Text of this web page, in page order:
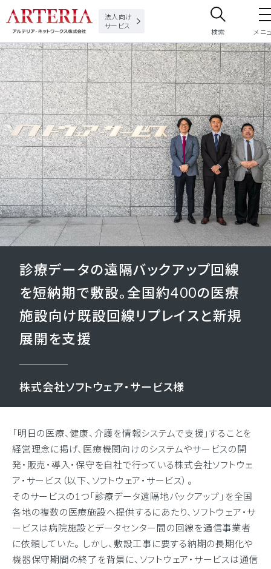
法人向け
サービス
検索
サイト内検索
サイト内で検索したいフリーワードを入力してください。
メニ
診療データの遠隔バックアップ回線
を短納期で敷設。全国約400の医療
施設向け既設回線リプレイスと新規
展開を支援
株式会社ソフトウェア・サービス様
「明日の医療、健康、介護を情報システムで支援」することを
経営理念に掲げ、医療機関向けのシステムやサービスの開
発・販売・導入・保守を自社で行っている株式会社ソフトウェ
ア・サービス（以下、ソフトウェア・サービス）。
そのサービスの1つ「診療データ遠隔地バックアップ」を全国
各地の複数の医療施設へ提供するにあたり、ソフトウェア・サ
ービスは病院施設とデータセンター間の回線を通信事業者
に依頼していた。 しかし、敷設工事に要する納期の長期化や
機器保守期間の終了を背景に、ソフトウェア・サービスは通信